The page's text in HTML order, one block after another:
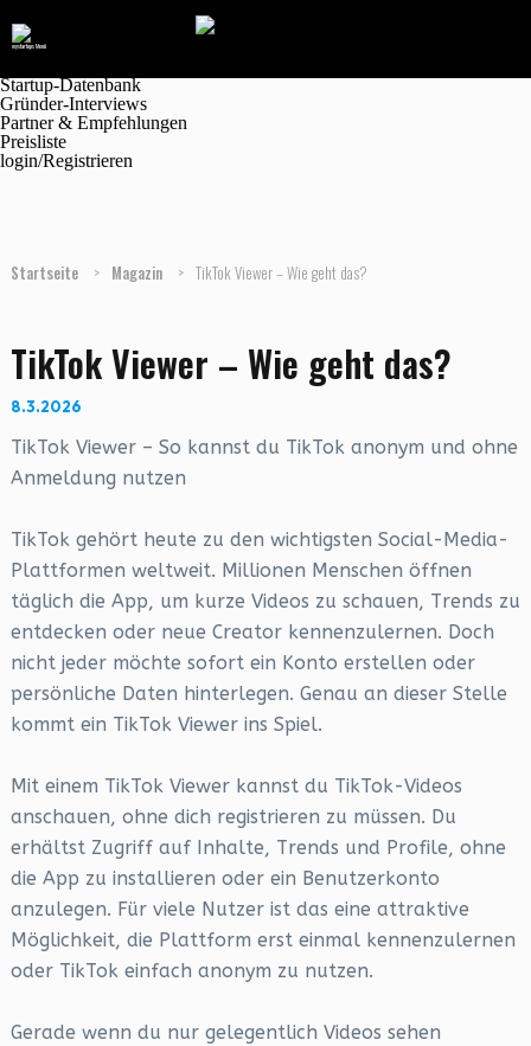
Marktplatz
Magazin
Startup-Datenbank
Gründer-Interviews
Partner & Empfehlungen
Preisliste
login/Registrieren
Startseite > Magazin > TikTok Viewer – Wie geht das?
TikTok Viewer – Wie geht das?
8.3.2026
TikTok Viewer – So kannst du TikTok anonym und ohne
Anmeldung nutzen
TikTok gehört heute zu den wichtigsten Social-Media-
Plattformen weltweit. Millionen Menschen öffnen
täglich die App, um kurze Videos zu schauen, Trends zu
entdecken oder neue Creator kennenzulernen. Doch
nicht jeder möchte sofort ein Konto erstellen oder
persönliche Daten hinterlegen. Genau an dieser Stelle
kommt ein TikTok Viewer ins Spiel.
Mit einem TikTok Viewer kannst du TikTok-Videos
anschauen, ohne dich registrieren zu müssen. Du
erhältst Zugriff auf Inhalte, Trends und Profile, ohne
die App zu installieren oder ein Benutzerkonto
anzulegen. Für viele Nutzer ist das eine attraktive
Möglichkeit, die Plattform erst einmal kennenzulernen
oder TikTok einfach anonym zu nutzen.
Gerade wenn du nur gelegentlich Videos sehen